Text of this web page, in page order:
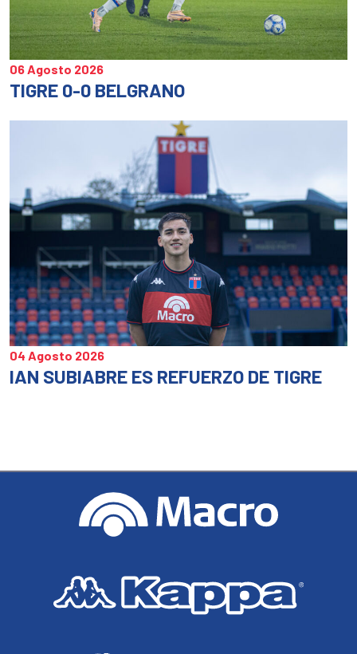
06 Agosto 2026
TIGRE 0-0 BELGRANO
04 Agosto 2026
IAN SUBIABRE ES REFUERZO DE TIGRE